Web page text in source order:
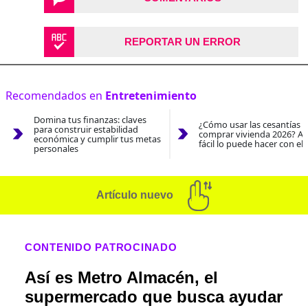
REPORTAR UN ERROR
Recomendados en Entretenimiento
Domina tus finanzas: claves
para construir estabilidad
económica y cumplir tus metas
personales
¿Cómo usar las cesantías
comprar vivienda 2026?
fácil lo puede hacer con el
Artículo nuevo
CONTENIDO PATROCINADO
Así es Metro Almacén, el
supermercado que busca ayudar